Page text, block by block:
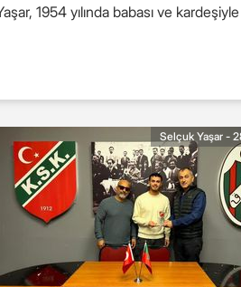
1954 yılında babası ve
Selçuk Yaşar -